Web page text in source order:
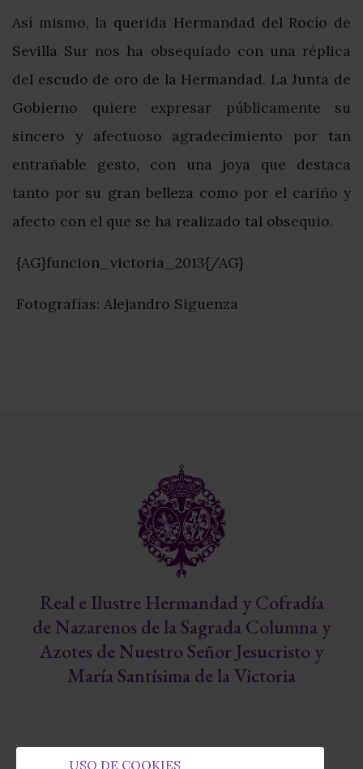
Así mismo, la querida Hermandad del Rocío de
Sevilla Sur nos ha obsequiado con una réplica
del escudo de oro de la Hermandad. La Junta de
Gobierno quiere expresar públicamente su
sincero y afectuoso agradecimiento por tan
entrañable gesto, con una joya que destaca
tanto por su gran belleza como por el cariño y
afecto con el que se ha realizado tal obsequio.
{AG}funcion_victoria_2013{/AG}
Fotografías: Alejandro Siguenza
Real e Ilustre Hermandad y Cofradía
de Nazarenos de la Sagrada Columna y
Azotes de Nuestro Señor Jesucristo y
María Santísima de la Victoria
USO DE COOKIES